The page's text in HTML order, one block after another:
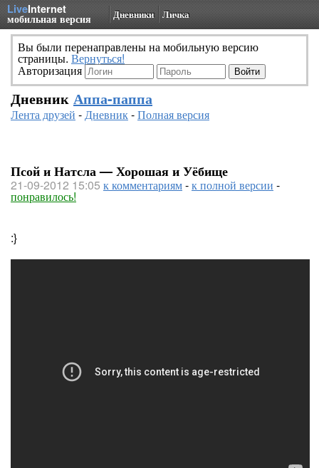
LiveInternet
мобильная версия Дневники Личка
Вы были перенаправлены на мобильную версию
страницы. Вернуться!
Авторизация
Дневник Аппа-паппа
Лента друзей -Дневник-Полная версия
Псой и Натсла — Хорошая и Уёбище
21-09-2012 15:05 к комментариям-к полной версии -
понравилось!
:}